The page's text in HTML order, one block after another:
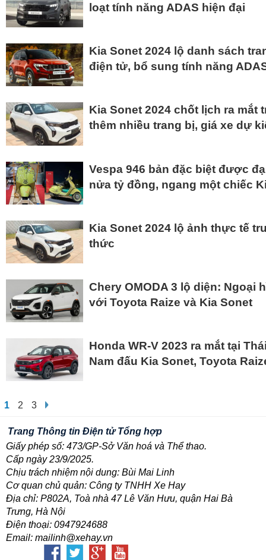
loạt tính năng ADAS hiện đại
Kia Sonet 2024 lộ danh sách
điện tử, bổ sung tính năng
Kia Sonet 2024 chốt lịch ra mắt
thêm nhiều trang bị, giá xe dự
Vespa 946 bản đặc biệt được
nửa tỷ đồng, ngang một chiếc
Kia Sonet 2024 lộ ảnh thực tế
thức
Chery OMODA 3 lộ diện: Ngoại
với Toyota Raize và Kia Sonet
Honda WR-V 2023 ra mắt tại
Nam đấu Kia Sonet, Toyota
1 2 3
Trang Thông tin Điện tử Tổng hợp
Giấy phép số: 473/GP-Sở Văn hoá và Thể thao.
Cấp ngày 23/9/2025.
Chịu trách nhiệm nội dung: Bùi Mai Linh
Cơ quan chủ quản: Công ty TNHH Xe Hay
Địa chỉ: P802A, Toà nhà 47 Lê Văn Hưu, quận Hai Bà
Trưng, Hà Nội
Điện thoại: 0947924688
Email: mailinh@xehay.vn